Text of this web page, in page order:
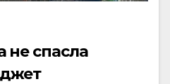
не спасла